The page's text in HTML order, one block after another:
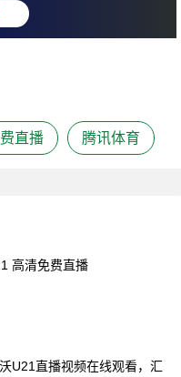
: 0 科索
直播 腾讯体育
高清免费直播
U21直播视频在线观看，汇